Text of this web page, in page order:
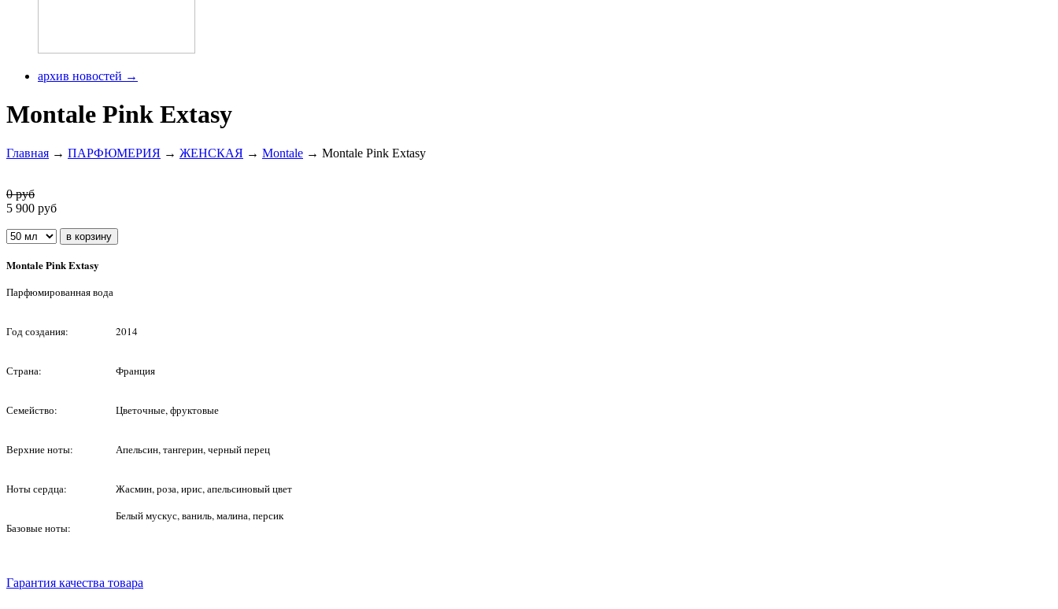
архив новостей →
Montale Pink Extasy
Главная → ПАРФЮМЕРИЯ → ЖЕНСКАЯ → Montale → Montale Pink Extasy
0 руб
5 900 руб
Montale Pink Extasy
Парфюмированная вода
Год создания: 2014
Страна: Франция
Семейство: Цветочные, фруктовые
Верхние ноты: Апельсин, тангерин, черный перец
Ноты сердца: Жасмин, роза, ирис, апельсиновый цвет
Базовые ноты:
Белый мускус, ваниль, малина, персик
Гарантия качества товара